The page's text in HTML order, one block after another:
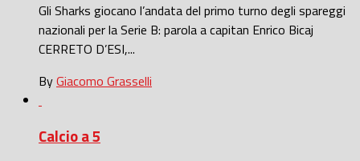
Gli Sharks giocano l’andata del primo turno degli spareggi
nazionali per la Serie B: parola a capitan Enrico Bicaj
CERRETO D’ESI,...
ByGiacomo Grasselli
Calcio a 5